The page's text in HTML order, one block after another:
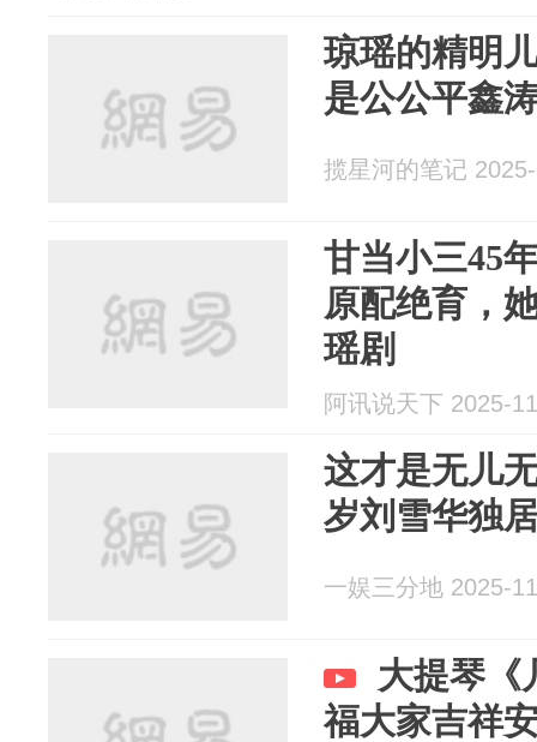
琼瑶的精明
是公公平鑫
揽星河的笔记
甘当小三45
原配绝育，
瑶剧
阿讯说天下 2025-
这才是无儿
岁刘雪华独
一娱三分地 2025-
大提琴《
福大家吉祥